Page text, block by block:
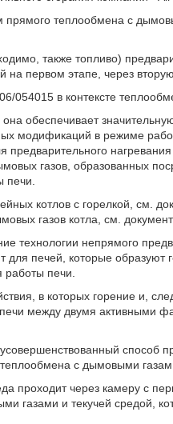
теплообмена с
также топливо)
первом этапе, через вторую
054015 в контексте
обеспечивает
модификаций в режиме
предварительного
газов, образованных
печи.
котлов с горелкой, см.
газов котла, см.
технологии непрямого
печей, которые образуют
работы печи.
в которых горение и,
между двумя активными
способ
с дымовыми
проходит через камеру с
газами и текучей средой,